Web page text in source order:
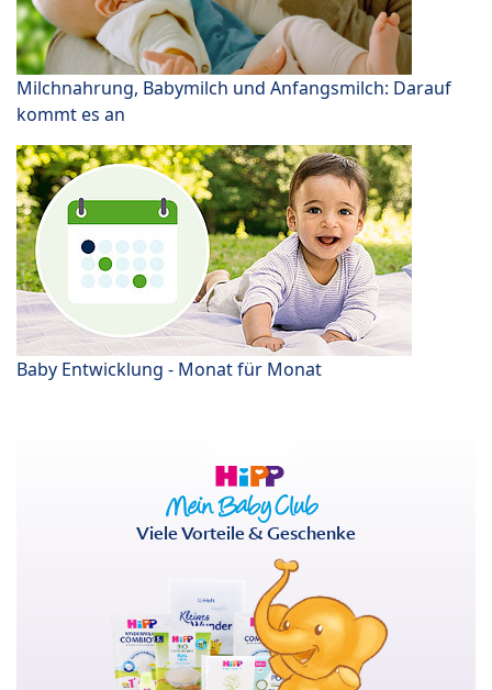
Milchnahrung, Babymilch und Anfangsmilch: Darauf
kommt es an
Baby Entwicklung - Monat für Monat
Viele Vorteile & Geschenke